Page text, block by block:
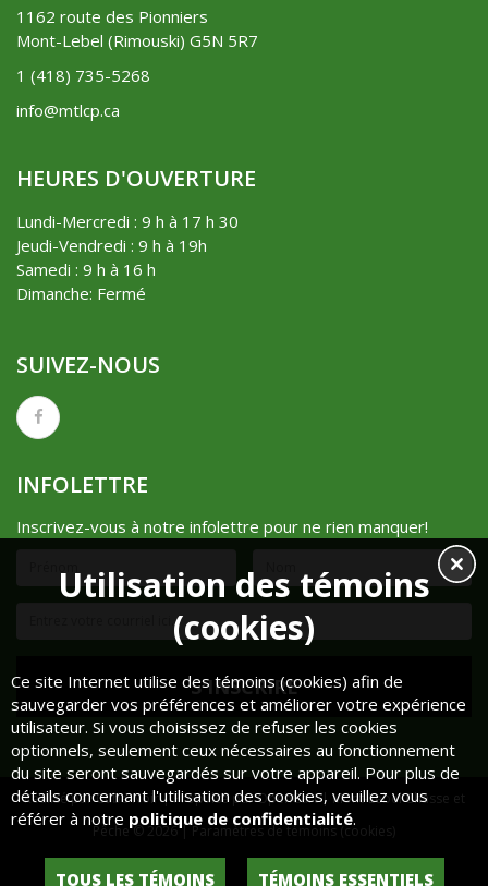
1162 route des Pionniers
Mont-Lebel (Rimouski) G5N 5R7
1 (418) 735-5268
info@mtlcp.ca
HEURES D'OUVERTURE
Lundi-Mercredi : 9 h à 17 h 30
Jeudi-Vendredi : 9 h à 19h
Samedi : 9 h à 16 h
Dimanche: Fermé
SUIVEZ-NOUS
INFOLETTRE
Inscrivez-vous à notre infolettre pour ne rien manquer!
Réalisé parCube Noir| Propulsé parOpenCart| Mont-Lebel Chasse et
Pêche © 2026 |Paramètres de témoins (cookies)
Historique de commandes Liste de souhaits
Utilisation des témoins
(cookies)
Ce site Internet utilise des témoins (cookies) afin de
sauvegarder vos préférences et améliorer votre expérience
utilisateur. Si vous choisissez de refuser les cookies
optionnels, seulement ceux nécessaires au fonctionnement
du site seront sauvegardés sur votre appareil. Pour plus de
détails concernant l'utilisation des cookies, veuillez vous
référer à notre politique de confidentialité.
TOUS LES TÉMOINS TÉMOINS ESSENTIELS